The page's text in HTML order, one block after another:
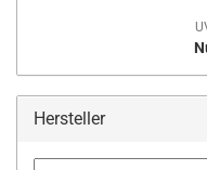
Hersteller